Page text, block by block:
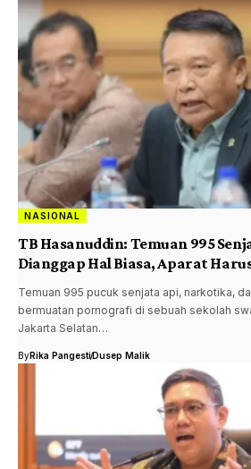
NASIONAL
TB Hasanuddin: Temuan 995
Dianggap Hal Biasa, Aparat
Temuan 995 pucuk senjata api, narkotika,
bermuatan pornografi di sebuah sekolah
Jakarta Selatan…
ByRika PangestiDusep Malik